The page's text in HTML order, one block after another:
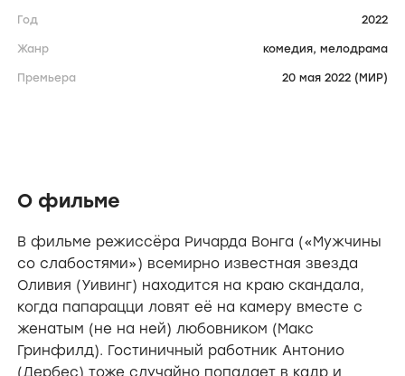
Год 2022
Жанр комедия, мелодрама
Премьера 20 мая 2022 (МИР)
О фильме
В фильме режиссёра Ричарда Вонга («Мужчины
со слабостями») всемирно известная звезда
Оливия (Уивинг) находится на краю скандала,
когда папарацци ловят её на камеру вместе с
женатым (не на ней) любовником (Макс
Гринфилд). Гостиничный работник Антонио
(Дербес) тоже случайно попадает в кадр и